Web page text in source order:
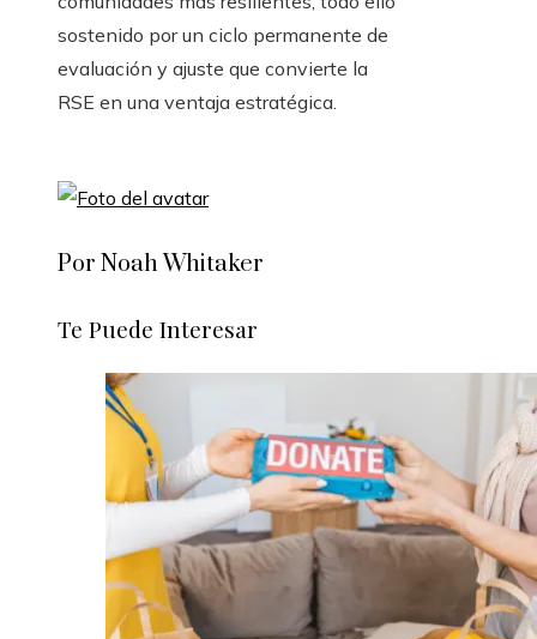
sostenido por un ciclo permanente de
evaluación y ajuste que convierte la
RSE en una ventaja estratégica.
Por Noah Whitaker
Te Puede Interesar